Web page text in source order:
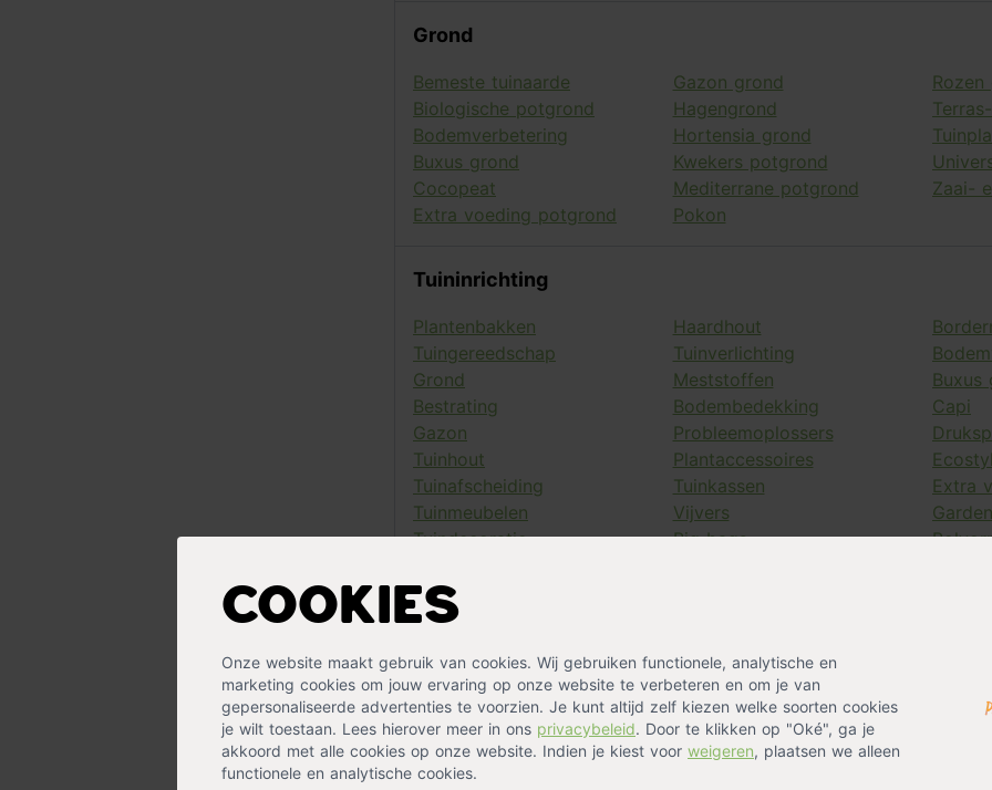
Cookies
Onze website maakt gebruik van cookies. Wij gebruiken functionele, analytische en
marketing cookies om jouw ervaring op onze website te verbeteren en om je van
gepersonaliseerde advertenties te voorzien. Je kunt altijd zelf kiezen welke soorten cookies
je wilt toestaan. Lees hierover meer in ons privacybeleid. Door te klikken op "Oké", ga je
akkoord met alle cookies op onze website. Indien je kiest voor weigeren, plaatsen we alleen
functionele en analytische cookies.
Grond
Bemeste tuinaarde
Biologische potgrond
Bodemverbetering
Buxus grond
Cocopeat
Extra voeding potgrond
Gazon grond
Hagengrond
Hortensia grond
Kwekers potgrond
Mediterrane potgrond
Pokon
Rozen
Zaai-
Tuininrichting
Plantenbakken
Tuingereedschap
Grond
Bestrating
Gazon
Tuinhout
Tuinafscheiding
Tuinmeubelen
Tuindecoratie
Ovale plantenbakken
Ph-meters
Plantensteunen
Ronde plantenbakken
Schuttingen
Takkenscharen
Talen tools
Haardhout
Tuinverlichting
Meststoffen
Bodembedekking
Probleemoplossers
Plantaccessoires
Tuinkassen
Vijvers
Big bags
Reiniging
Ronde hangmanden
Vierkante plantenbakken
Vochtigheidsmeters
Buxus
Capi
Extra